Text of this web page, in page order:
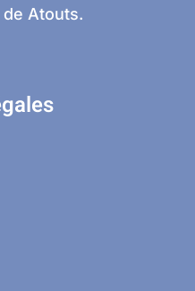
Atouts.